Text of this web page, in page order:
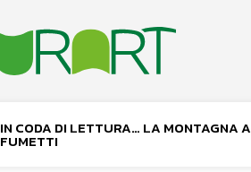
IN CODA DI LETTURA… LA MONTAGNA A
FUMETTI